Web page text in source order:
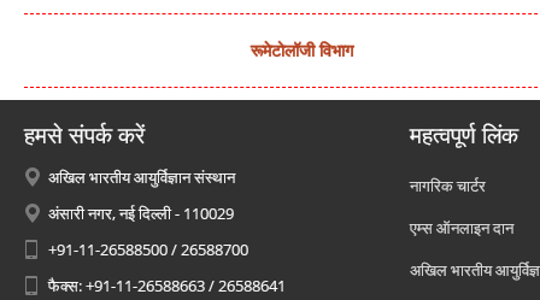
रूमेटोलॉजी विभाग
हमसे संपर्क करें
अखिल भारतीय आयुर्विज्ञान संस्थान
अंसारी नगर, नई दिल्ली - 110029
+91-11-26588500 / 26588700
फैक्स: +91-11-26588663 / 26588641
महत्वपूर्ण लिंक
नागरिक चार्टर
एम्स ऑनलाइन दान
अखिल भारतीय